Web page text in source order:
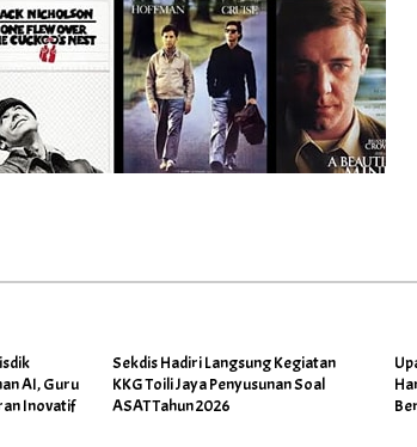
AI, Guru
Inovatif
Sekdis Hadiri Langsung Kegiatan
KKG Toili Jaya Penyusunan Soal
ASAT Tahun 2026